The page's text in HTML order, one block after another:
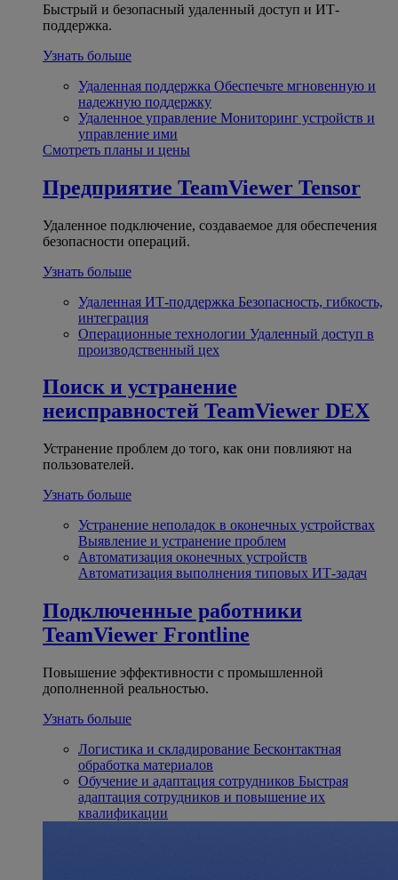
Быстрый и безопасный удаленный доступ и ИТ-
поддержка.
Узнать больше
Удаленная поддержка Обеспечьте мгновенную и
надежную поддержку
Удаленное управление Мониторинг устройств и
управление ими
Смотреть планы и цены
Предприятие TeamViewer Tensor
Удаленное подключение, создаваемое для обеспечения
безопасности операций.
Узнать больше
Удаленная ИТ-поддержка Безопасность, гибкость,
интеграция
Операционные технологии Удаленный доступ в
производственный цех
Поиск и устранение
неисправностей TeamViewer DEX
Устранение проблем до того, как они повлияют на
пользователей.
Узнать больше
Устранение неполадок в оконечных устройствах
Выявление и устранение проблем
Автоматизация оконечных устройств
Автоматизация выполнения типовых ИТ-задач
Подключенные работники
TeamViewer Frontline
Повышение эффективности с промышленной
дополненной реальностью.
Узнать больше
Логистика и складирование Бесконтактная
обработка материалов
Обучение и адаптация сотрудников Быстрая
адаптация сотрудников и повышение их
квалификации